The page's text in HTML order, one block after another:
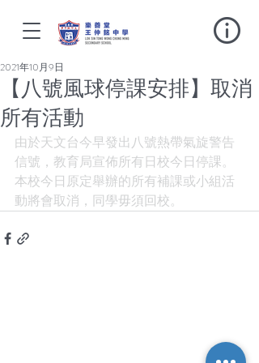
【八號風球停課安排】取消
所有活動
2021年10月9日
由於天文台今早發出八號熱帶氣旋警告
信號，教育局宣佈所有日校今日停課。
本校今日原定舉辦的所有補課或小組活
動將會取消，同學毋須回校。